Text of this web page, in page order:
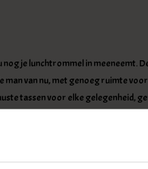
je lunchtrommel in meeneemt.
van nu, met genoeg ruimte
tassen voor elke gelegenheid,
van de beste materialen zoals
de strakke vormgeving